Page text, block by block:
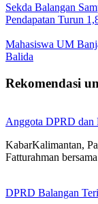
Sekda Balangan
Pendapatan Turun
Mahasiswa UM
Balida
Rekomendasi
Anggota DPRD dan
KabarKalimantan,
Fatturahman
DPRD Balangan